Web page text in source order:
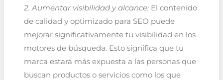
2. Aumentar visibilidad y alcance:El contenido
de calidad y optimizado para SEO puede
mejorar significativamente tu visibilidad en los
motores de búsqueda. Esto significa que tu
marca estará más expuesta a las personas que
buscan productos o servicios como los que